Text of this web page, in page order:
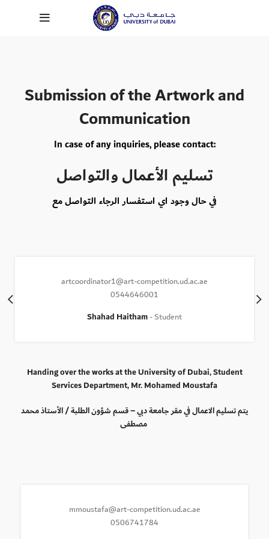
Submission of the Artwork and
Communication
In case of any inquiries, please contact:
تسليم الأعمال والتواصل
في حال وجود اي استفسار الرجاء التواصل مع
artcoordinator1@art-competition.ud.ac.ae
0544646001
Shahad Haitham Student
Handing over the works at the University of Dubai, Student
Services Department, Mr. Mohamed Moustafa
يتم تسليم الاعمال في مقر جامعة دبي – قسم شؤون الطلبة / الأستاذ محمد
mmoustafa@art-competition.ud.ac.ae
0506741784